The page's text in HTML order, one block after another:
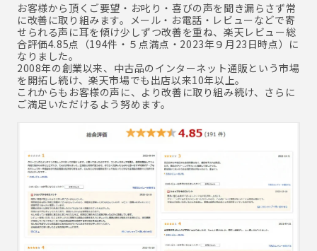
お客様から頂くご要望・お叱り・喜びの声を聞き漏らさず常
に改善に取り組みます。メール・お電話・レビューなどで寄
せられる声に耳を傾け少しずつ改善を重ね、楽天レビュー総
合評価4.85点（194件・５点満点・2023年９月23日時点）に
なりました。
2008年の創業以来、中古品のインターネット通販という市場
を開拓し続け、楽天市場でも出店以来10年以上。
これからもお客様の声に、より改善に取り組み続け、さらに
ご満足いただけるよう努めます。